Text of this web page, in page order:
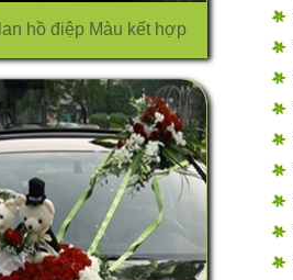
hồ điệp Màu kết hợp